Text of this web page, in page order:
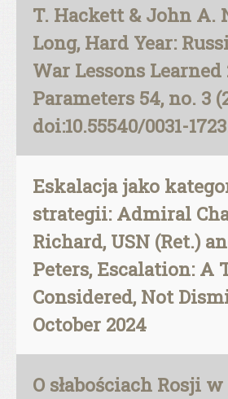
T. Hackett & John A.
Long, Hard Year:
War Lessons Learned
Parameters 54, no. 3
doi:10.55540/0031-
Eskalacja jako
strategii: Admiral
Richard, USN (Ret.)
Peters, Escalation: A
Considered, Not
October 2024
O słabościach Rosji